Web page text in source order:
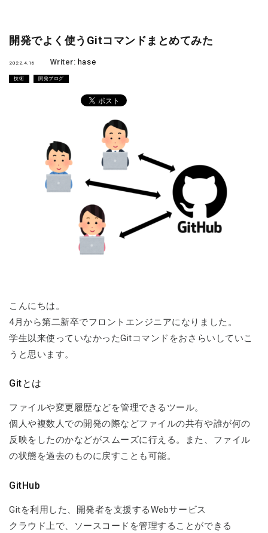
開発でよく使うGitコマンドまとめてみた
2022.4.16 Writer: hase
技術 開発ブログ
こんにちは。
4月から第二新卒でフロントエンジニアになりました。
学生以来使っていなかったGitコマンドをおさらいしていこ
うと思います。
Gitとは
ファイルや変更履歴などを管理できるツール。
個人や複数人での開発の際などファイルの共有や誰が何の
反映をしたのかなどがスムーズに行える。また、ファイル
の状態を過去のものに戻すことも可能。
GitHub
Gitを利用した、開発者を支援するWebサービス
クラウド上で、ソースコードを管理することができる